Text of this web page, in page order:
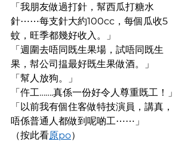
「我朋友做過打針，幫西瓜打糖水
針⋯⋯每支針大約100cc，每個瓜收5
蚊，旺季都幾好收入。」
「週圍去唔同既生果場，試唔同既生
果，幇公司揾最好既生果做酒。」
「幫人放狗。」
「仵工…….真係一份好令人尊重既工！」
「以前我有個住客做特技演員，講真，
唔係普通人都做到呢啲工⋯⋯」
（按此看原po）